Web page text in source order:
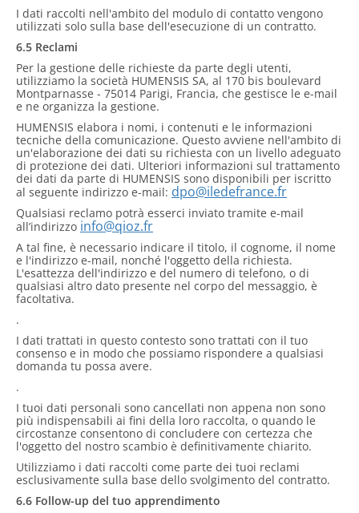
I dati raccolti nell'ambito del modulo di contatto vengono
utilizzati solo sulla base dell'esecuzione di un contratto.
6.5 Reclami
Per la gestione delle richieste da parte degli utenti,
utilizziamo la società HUMENSIS SA, al 170 bis boulevard
Montparnasse - 75014 Parigi, Francia, che gestisce le e-mail
e ne organizza la gestione.
HUMENSIS elabora i nomi, i contenuti e le informazioni
tecniche della comunicazione. Questo avviene nell'ambito di
un'elaborazione dei dati su richiesta con un livello adeguato
di protezione dei dati. Ulteriori informazioni sul trattamento
dei dati da parte di HUMENSIS sono disponibili per iscritto
al seguente indirizzo e-mail: dpo@iledefrance.fr
Qualsiasi reclamo potrà esserci inviato tramite e-mail
all’indirizzo info@qioz.fr
A tal fine, è necessario indicare il titolo, il cognome, il nome
e l'indirizzo e-mail, nonché l'oggetto della richiesta.
L'esattezza dell'indirizzo e del numero di telefono, o di
qualsiasi altro dato presente nel corpo del messaggio, è
facoltativa.
.
I dati trattati in questo contesto sono trattati con il tuo
consenso e in modo che possiamo rispondere a qualsiasi
domanda tu possa avere.
.
I tuoi dati personali sono cancellati non appena non sono
più indispensabili ai fini della loro raccolta, o quando le
circostanze consentono di concludere con certezza che
l'oggetto del nostro scambio è definitivamente chiarito.
Utilizziamo i dati raccolti come parte dei tuoi reclami
esclusivamente sulla base dello svolgimento del contratto.
6.6 Follow-up del tuo apprendimento